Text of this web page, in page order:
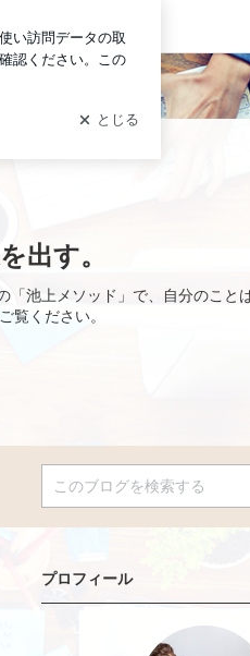
ログイン
出す。
池上メソッド」で、自分のこと
覧ください。
プロフィール